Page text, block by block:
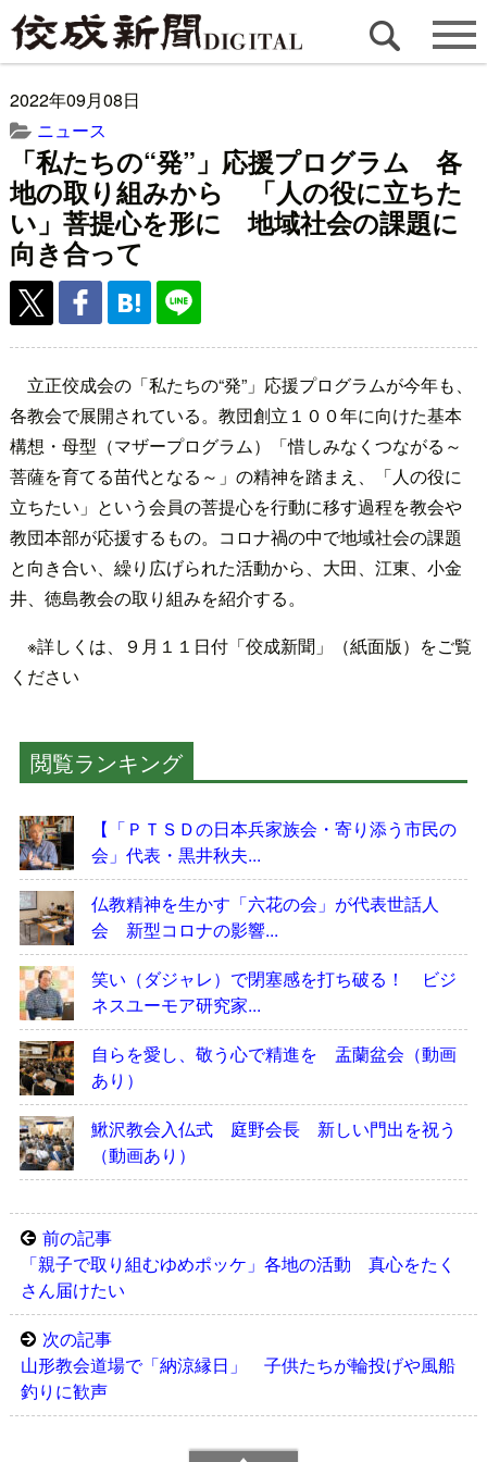
2022年09月08日
ニュース
「私たちの“発”」応援プログラム 各
地の取り組みから 「人の役に立ちた
い」菩提心を形に 地域社会の課題に
向き合って
立正佼成会の「私たちの“発”」応援プログラムが今年も、
各教会で展開されている。教団創立１００年に向けた基本
構想・母型（マザープログラム）「惜しみなくつながる～
菩薩を育てる苗代となる～」の精神を踏まえ、「人の役に
立ちたい」という会員の菩提心を行動に移す過程を教会や
教団本部が応援するもの。コロナ禍の中で地域社会の課題
と向き合い、繰り広げられた活動から、大田、江東、小金
井、徳島教会の取り組みを紹介する。
※詳しくは、９月１１日付「佼成新聞」（紙面版）をご覧
ください
閲覧ランキング
【「ＰＴＳＤの日本兵家族会・寄り添う市民の
会」代表・黒井秋夫...
仏教精神を生かす「六花の会」が代表世話人
会 新型コロナの影響...
笑い（ダジャレ）で閉塞感を打ち破る！ ビジ
ネスユーモア研究家...
自らを愛し、敬う心で精進を 盂蘭盆会（動画
あり）
鰍沢教会入仏式 庭野会長 新しい門出を祝う
（動画あり）
前の記事
「親子で取り組むゆめポッケ」各地の活動 真心をたく
さん届けたい
次の記事
山形教会道場で「納涼縁日」 子供たちが輪投げや風船
釣りに歓声